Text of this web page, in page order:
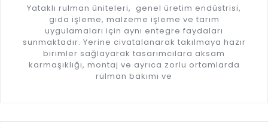
Yataklı rulman üniteleri, genel üretim endüstrisi,
gıda işleme, malzeme işleme ve tarım
uygulamaları için aynı entegre faydaları
sunmaktadır. Yerine civatalanarak takılmaya hazır
birimler sağlayarak tasarımcılara aksam
karmaşıklığı, montaj ve ayrıca zorlu ortamlarda
rulman bakımı ve